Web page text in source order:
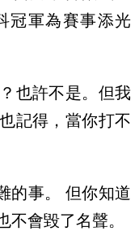
冠軍為賽事添光
也許不是。但我
記得，當你打不
的事。 但你知道
會毀了名聲。